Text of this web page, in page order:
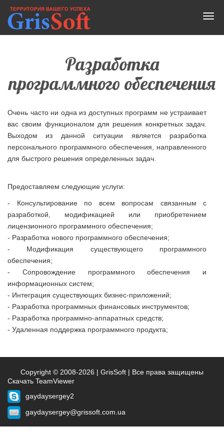
Разработка
программного обеспечения
Очень часто ни одна из доступных программ не устраивает
вас своим функционалом для решения конкретных задач.
Выходом из данной ситуации является разработка
персонального программного обеспечения, направленного
для быстрого решения определенных задач.
Предоставляем следующие услуги:
- Консультирование по всем вопросам связанным с
разработкой, модификацией или приобретением
лицензионного программного обеспечения;
- Разработка нового программного обеспечения;
- Модификация существующего программного
обеспечения;
- Сопровождение программного обеспечения и
информационных систем;
- Интеграция существующих бизнес-приложений;
- Разработка программных финансовых инструментов;
- Разработка программно-аппаратных средств;
- Удаленная поддержка программного продукта;
Copyright © 2008-2026 | GrisSoft | Все права защищены
Скачать TeamViewer
gaydaysergey2
gaydaysergey@grissoft.com.ua